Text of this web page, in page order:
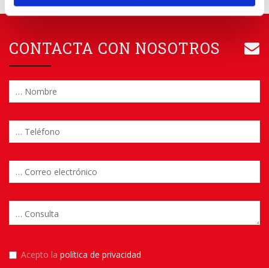
CONTACTA CON NOSOTROS
Acepto la política de privacidad